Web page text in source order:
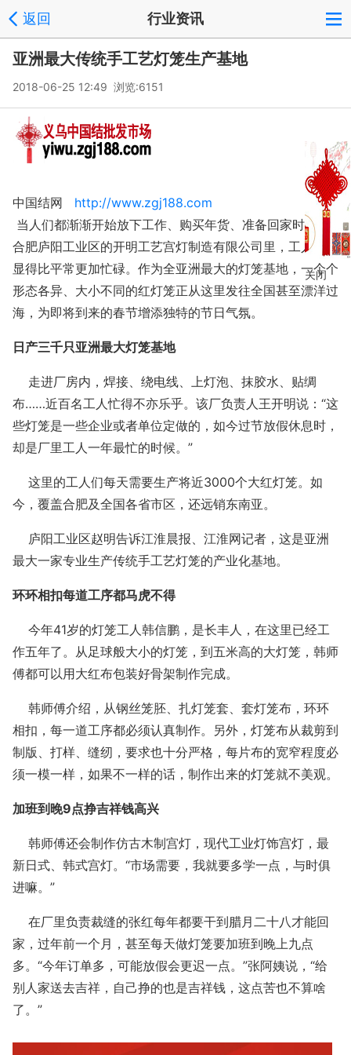
返回 行业资讯
亚洲最大传统手工艺灯笼生产基地
2018-06-25 12:49 浏览:6151
中国结网 http://www.zgj188.com
当人们都渐渐开始放下工作、购买年货、准备回家时，在
合肥庐阳工业区的开明工艺宫灯制造有限公司里，工人们却
显得比平常更加忙碌。作为全亚洲最大的灯笼基地，一个个
形态各异、大小不同的红灯笼正从这里发往全国甚至漂洋过
海，为即将到来的春节增添独特的节日气氛。
日产三千只亚洲最大灯笼基地
走进厂房内，焊接、绕电线、上灯泡、抹胶水、贴绸
布……近百名工人忙得不亦乐乎。该厂负责人王开明说：“这
些灯笼是一些企业或者单位定做的，如今过节放假休息时，
却是厂里工人一年最忙的时候。”
这里的工人们每天需要生产将近3000个大红灯笼。如
今，覆盖合肥及全国各省市区，还远销东南亚。
庐阳工业区赵明告诉江淮晨报、江淮网记者，这是亚洲
最大一家专业生产传统手工艺灯笼的产业化基地。
环环相扣每道工序都马虎不得
今年41岁的灯笼工人韩信鹏，是长丰人，在这里已经工
作五年了。从足球般大小的灯笼，到五米高的大灯笼，韩师
傅都可以用大红布包装好骨架制作完成。
韩师傅介绍，从钢丝笼胚、扎灯笼套、套灯笼布，环环
相扣，每一道工序都必须认真制作。另外，灯笼布从裁剪到
制版、打样、缝纫，要求也十分严格，每片布的宽窄程度必
须一模一样，如果不一样的话，制作出来的灯笼就不美观。
加班到晚9点挣吉祥钱高兴
韩师傅还会制作仿古木制宫灯，现代工业灯饰宫灯，最
新日式、韩式宫灯。“市场需要，我就要多学一点，与时俱
进嘛。”
在厂里负责裁缝的张红每年都要干到腊月二十八才能回
家，过年前一个月，甚至每天做灯笼要加班到晚上九点
多。“今年订单多，可能放假会更迟一点。”张阿姨说，“给
别人家送去吉祥，自己挣的也是吉祥钱，这点苦也不算啥
了。”
关闭